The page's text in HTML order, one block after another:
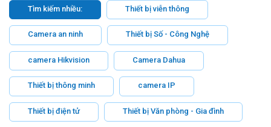
Tìm kiếm nhiều: Thiết bị viễn thông
Camera an ninh Thiết bị Số - Công Nghệ
camera Hikvision Camera Dahua
Thiết bị thông minh camera IP
Thiết bị điện tử Thiết bị Văn phòng - Gia đình